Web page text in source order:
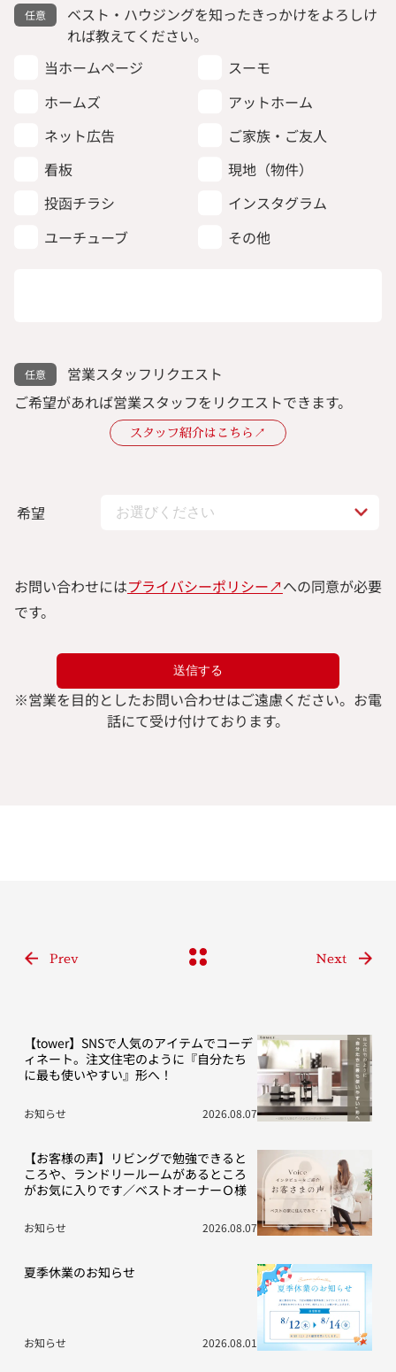
ベスト・ハウジングを知ったきっかけをよろしけ
れば教えてください。
当ホームページ
スーモ
ホームズ
アットホーム
ネット広告
ご家族・ご友人
看板
現地（物件）
投函チラシ
インスタグラム
ユーチューブ
その他
営業スタッフリクエスト
ご希望があれば営業スタッフをリクエストできます。
スタッフ紹介はこちら↗︎
希望
お問い合わせにはプライバシーポリシー↗︎への同意が必要
です。
※営業を目的としたお問い合わせはご遠慮ください。 お電
話にて受け付けております。
Prev Next
【tower】SNSで人気のアイテムでコーデ
ィネート。注文住宅のように『自分たち
に最も使いやすい』形へ！
お知らせ 2026.08.07
【お客様の声】リビングで勉強できると
ころや、ランドリールームがあるところ
がお気に入りです／ベストオーナーＯ様
お知らせ 2026.08.07
夏季休業のお知らせ
お知らせ 2026.08.01